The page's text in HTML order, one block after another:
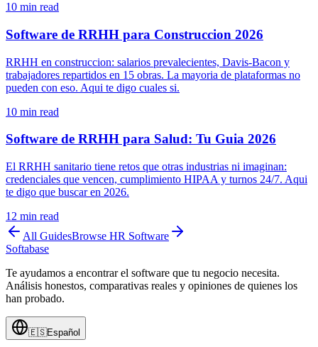
10 min read
Software de RRHH para Construccion 2026
RRHH en construccion: salarios prevalecientes, Davis-Bacon y
trabajadores repartidos en 15 obras. La mayoria de plataformas no
pueden con eso. Aqui te digo cuales si.
10 min read
Software de RRHH para Salud: Tu Guia 2026
El RRHH sanitario tiene retos que otras industrias ni imaginan:
credenciales que vencen, cumplimiento HIPAA y turnos 24/7. Aqui
te digo que buscar en 2026.
12 min read
All GuidesBrowse HR Software
Softabase
Te ayudamos a encontrar el software que tu negocio necesita.
Análisis honestos, comparativas reales y opiniones de quienes los
han probado.
🇪🇸Español